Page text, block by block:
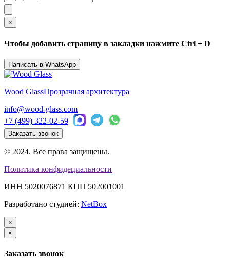
×
Чтобы добавить страницу в закладки нажмите Ctrl + D
Написать в WhatsApp
Wood GlassПрозрачная архитектура
info@wood-glass.com
+7 (499) 322-02-59
Заказать звонок
© 2024. Все права защищены.
Политика конфидециальности
ИНН 5020076871 КПП 502001001
Разработано студией: NetBox
×
×
Заказать звонок